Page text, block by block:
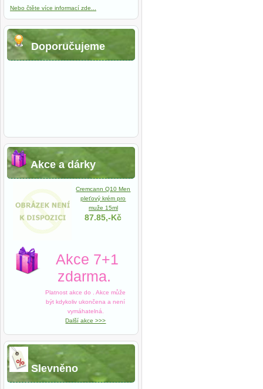
Nebo čtěte více informací zde...
Doporučujeme
Akce a dárky
Cremcann Q10 Men
pleťový krém pro
muže 15ml
87.85,-Kč
Akce 7+1
zdarma.
Platnost akce do
. Akce může
být kdykoliv ukončena a není
vymáhatelná.
Další akce >>>
Slevněno